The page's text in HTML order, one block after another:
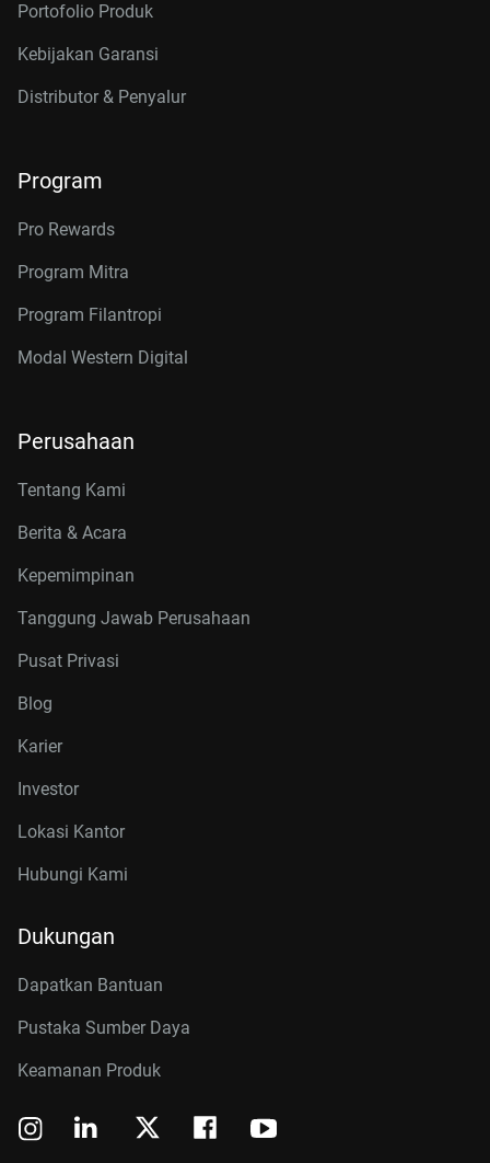
Portofolio Produk
Kebijakan Garansi
Distributor & Penyalur
Program
Pro Rewards
Program Mitra
Program Filantropi
Modal Western Digital
Perusahaan
Tentang Kami
Berita & Acara
Kepemimpinan
Tanggung Jawab Perusahaan
Pusat Privasi
Blog
Karier
Investor
Lokasi Kantor
Hubungi Kami
Dukungan
Dapatkan Bantuan
Pustaka Sumber Daya
Keamanan Produk